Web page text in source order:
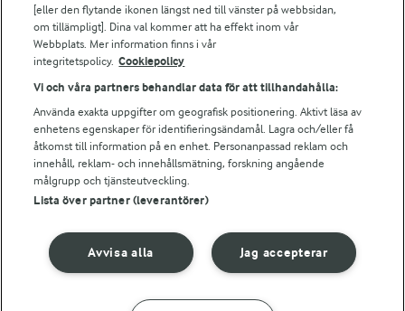
Följ oss
© 2026 Arla Foods
Integritetspolicy
[eller den flytande ikonen längst ned till vänster på webbsidan,
om tillämpligt]. Dina val kommer att ha effekt inom vår
Webbplats. Mer information finns i vår
integritetspolicy. Cookiepolicy
Vi och våra partners behandlar data för att tillhandahålla:
Använda exakta uppgifter om geografisk positionering. Aktivt läsa av
enhetens egenskaper för identifieringsändamål. Lagra och/eller få
åtkomst till information på en enhet. Personanpassad reklam och
innehåll, reklam- och innehållsmätning, forskning angående
målgrupp och tjänsteutveckling.
Lista över partner (leverantörer)
Jag accepterar
Avvisa alla